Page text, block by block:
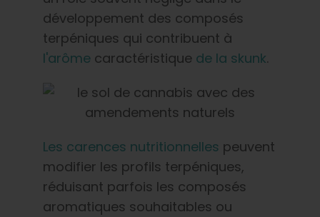
développement des composés
terpéniques qui contribuent à
l'arôme caractéristique de la skunk.
Les carences nutritionnelles peuvent
modifier les profils terpéniques,
réduisant parfois les composés
aromatiques souhaitables ou